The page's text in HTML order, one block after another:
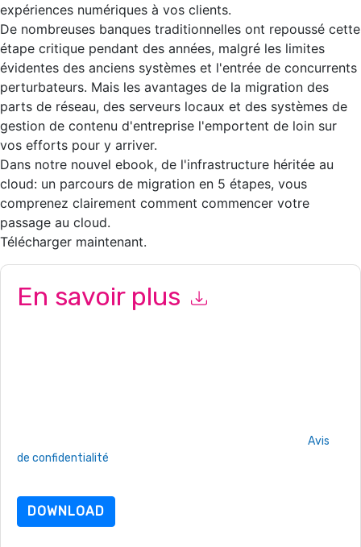
expériences numériques à vos clients.
De nombreuses banques traditionnelles ont repoussé cette
étape critique pendant des années, malgré les limites
évidentes des anciens systèmes et l'entrée de concurrents
perturbateurs. Mais les avantages de la migration des
parts de réseau, des serveurs locaux et des systèmes de
gestion de contenu d'entreprise l'emportent de loin sur
vos efforts pour y arriver.
Dans notre nouvel ebook, de l'infrastructure héritée au
cloud: un parcours de migration en 5 étapes, vous
comprenez clairement comment commencer votre
passage au cloud.
Télécharger maintenant.
En savoir plus
Avis
de confidentialité
DOWNLOAD